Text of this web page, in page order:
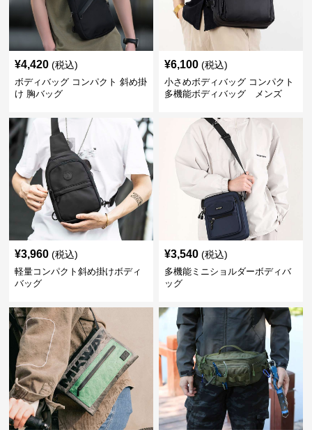
¥4,420 (税込)
ボディバッグ コンパクト 斜め掛
け 胸バッグ
¥6,100 (税込)
小さめボディバッグ コンパクト
多機能ボディバッグ メンズ
¥3,960 (税込)
軽量コンパクト斜め掛けボディ
バッグ
¥3,540 (税込)
多機能ミニショルダーボディバ
ッグ